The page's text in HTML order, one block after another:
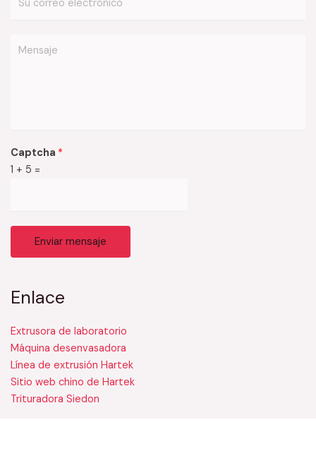
Captcha *
1 + 5 =
Enviar mensaje
Enlace
Extrusora de laboratorio
Máquina desenvasadora
Línea de extrusión Hartek
Sitio web chino de Hartek
Trituradora Siedon